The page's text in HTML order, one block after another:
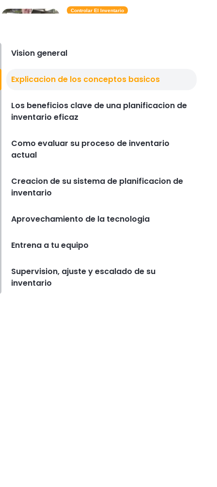
Controlar El Inventario
Derrick McMahon
Lista De Verificación De Administración De
La lista de control de inventario
definitiva para propietarios de
Vision general
Explicacion de los conceptos basicos
Los beneficios clave de una planificacion de
inventario eficaz
Como evaluar su proceso de inventario
actual
Creacion de su sistema de planificacion de
inventario
Aprovechamiento de la tecnologia
Entrena a tu equipo
Supervision, ajuste y escalado de su
inventario